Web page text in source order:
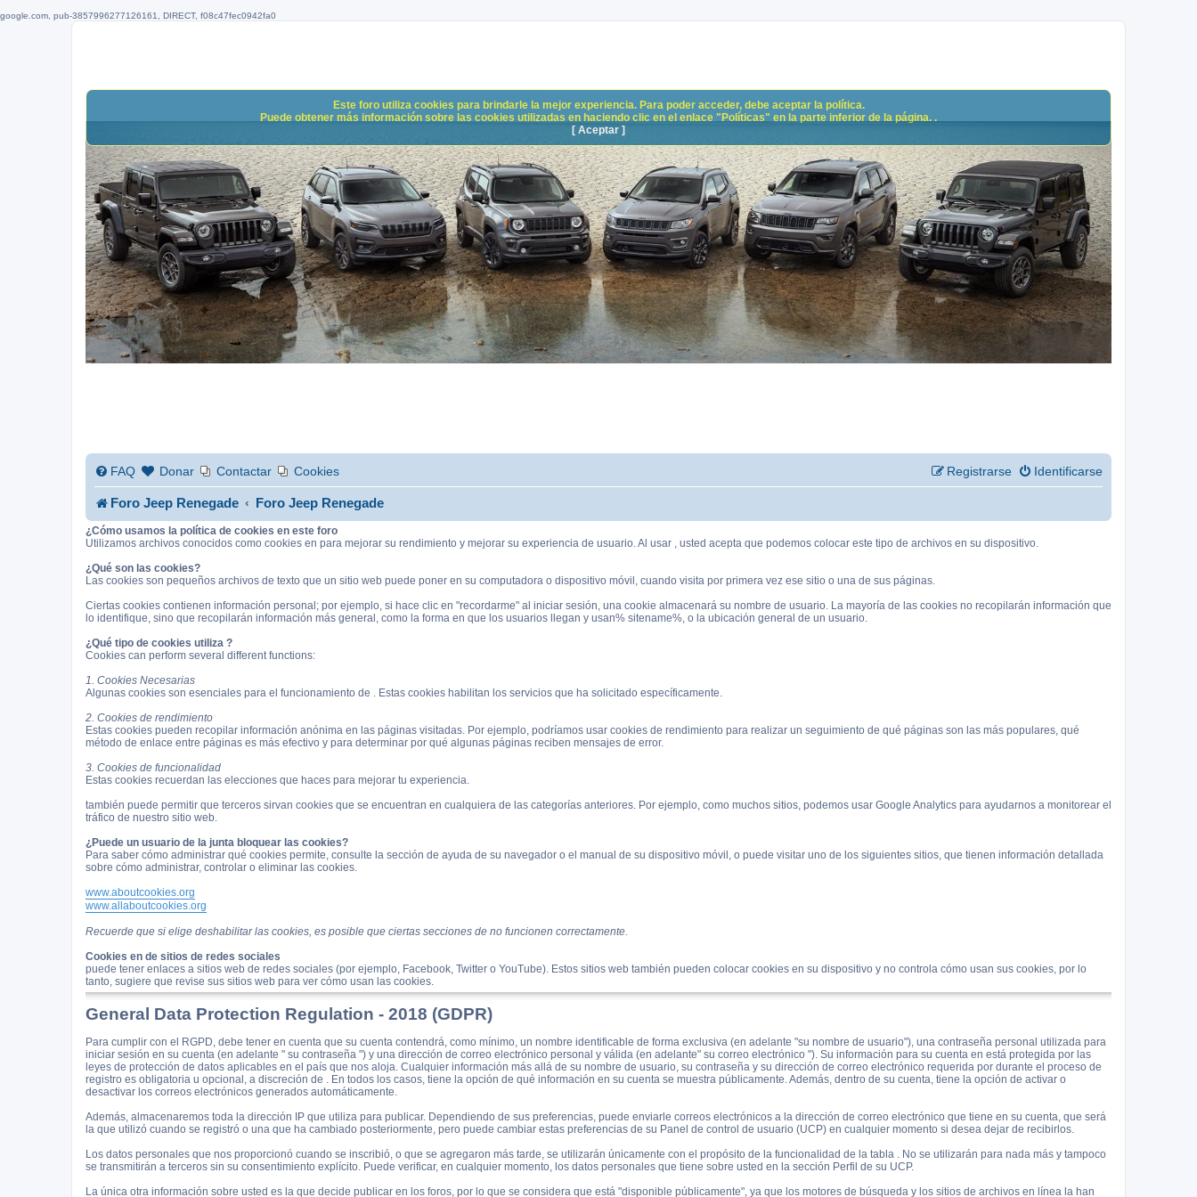
google.com, pub-3857996277126161, DIRECT, f08c47fec0942fa0
FAQ Donar Contactar Cookies Identificarse
Registrarse
Foro Jeep Renegade Foro Jeep Renegade
¿Cómo usamos la política de cookies en este foro
Utilizamos archivos conocidos como cookies en para mejorar su rendimiento y mejorar su experiencia de usuario. Al usar , usted acepta que podemos colocar este tipo de archivos en su dispositivo.
¿Qué son las cookies?
Las cookies son pequeños archivos de texto que un sitio web puede poner en su computadora o dispositivo móvil, cuando visita por primera vez ese sitio o una de sus páginas.
Ciertas cookies contienen información personal; por ejemplo, si hace clic en "recordarme" al iniciar sesión, una cookie almacenará su nombre de usuario. La mayoría de las cookies no recopilarán información que
lo identifique, sino que recopilarán información más general, como la forma en que los usuarios llegan y usan% sitename%, o la ubicación general de un usuario.
¿Qué tipo de cookies utiliza ?
Cookies can perform several different functions:
1. Cookies Necesarias
Algunas cookies son esenciales para el funcionamiento de . Estas cookies habilitan los servicios que ha solicitado específicamente.
2. Cookies de rendimiento
Estas cookies pueden recopilar información anónima en las páginas visitadas. Por ejemplo, podríamos usar cookies de rendimiento para realizar un seguimiento de qué páginas son las más populares, qué
método de enlace entre páginas es más efectivo y para determinar por qué algunas páginas reciben mensajes de error.
3. Cookies de funcionalidad
Estas cookies recuerdan las elecciones que haces para mejorar tu experiencia.
también puede permitir que terceros sirvan cookies que se encuentran en cualquiera de las categorías anteriores. Por ejemplo, como muchos sitios, podemos usar Google Analytics para ayudarnos a monitorear el
tráfico de nuestro sitio web.
¿Puede un usuario de la junta bloquear las cookies?
Para saber cómo administrar qué cookies permite, consulte la sección de ayuda de su navegador o el manual de su dispositivo móvil, o puede visitar uno de los siguientes sitios, que tienen información detallada
sobre cómo administrar, controlar o eliminar las cookies.
www.aboutcookies.org
www.allaboutcookies.org
Recuerde que si elige deshabilitar las cookies, es posible que ciertas secciones de no funcionen correctamente.
Cookies en de sitios de redes sociales
puede tener enlaces a sitios web de redes sociales (por ejemplo, Facebook, Twitter o YouTube). Estos sitios web también pueden colocar cookies en su dispositivo y no controla cómo usan sus cookies, por lo
tanto, sugiere que revise sus sitios web para ver cómo usan las cookies.
General Data Protection Regulation - 2018 (GDPR)
Para cumplir con el RGPD, debe tener en cuenta que su cuenta contendrá, como mínimo, un nombre identificable de forma exclusiva (en adelante "su nombre de usuario"), una contraseña personal utilizada para
iniciar sesión en su cuenta (en adelante " su contraseña ") y una dirección de correo electrónico personal y válida (en adelante" su correo electrónico "). Su información para su cuenta en está protegida por las
leyes de protección de datos aplicables en el país que nos aloja. Cualquier información más allá de su nombre de usuario, su contraseña y su dirección de correo electrónico requerida por durante el proceso de
registro es obligatoria u opcional, a discreción de . En todos los casos, tiene la opción de qué información en su cuenta se muestra públicamente. Además, dentro de su cuenta, tiene la opción de activar o
desactivar los correos electrónicos generados automáticamente.
Además, almacenaremos toda la dirección IP que utiliza para publicar. Dependiendo de sus preferencias, puede enviarle correos electrónicos a la dirección de correo electrónico que tiene en su cuenta, que será
la que utilizó cuando se registró o una que ha cambiado posteriormente, pero puede cambiar estas preferencias de su Panel de control de usuario (UCP) en cualquier momento si desea dejar de recibirlos.
Los datos personales que nos proporcionó cuando se inscribió, o que se agregaron más tarde, se utilizarán únicamente con el propósito de la funcionalidad de la tabla . No se utilizarán para nada más y tampoco
se transmitirán a terceros sin su consentimiento explícito. Puede verificar, en cualquier momento, los datos personales que tiene sobre usted en la sección Perfil de su UCP.
La única otra información sobre usted es la que decide publicar en los foros, por lo que se considera que está "disponible públicamente", ya que los motores de búsqueda y los sitios de archivos en línea la han
Este foro utiliza cookies para brindarle la mejor experiencia. Para poder acceder, debe aceptar la política.
Puede obtener más información sobre las cookies utilizadas en haciendo clic en el enlace "Políticas" en la parte inferior de la página. .
[ Aceptar ]